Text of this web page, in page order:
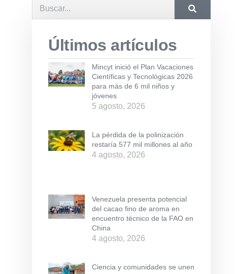
Últimos artículos
Mincyt inició el Plan Vacaciones
Científicas y Tecnológicas 2026
para más de 6 mil niños y
jóvenes
5 agosto, 2026
La pérdida de la polinización
restaría 577 mil millones al año
4 agosto, 2026
Venezuela presenta potencial
del cacao fino de aroma en
encuentro técnico de la FAO en
China
4 agosto, 2026
Ciencia y comunidades se unen